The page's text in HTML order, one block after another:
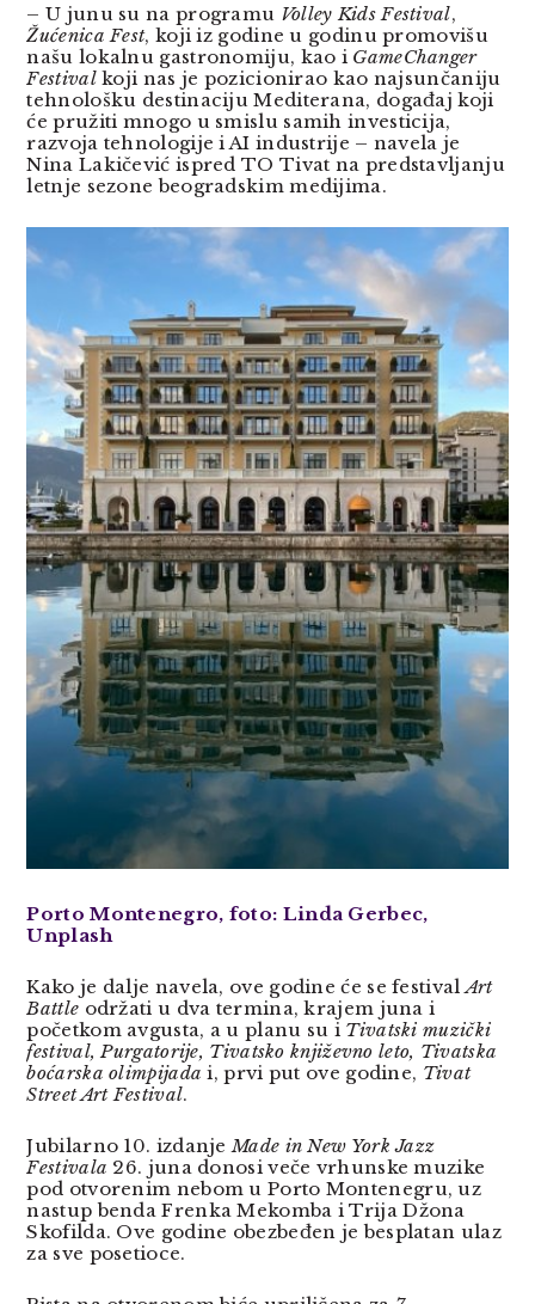
– U junu su na programu Volley Kids Festival,
Žućenica Fest, koji iz godine u godinu promovišu
našu lokalnu gastronomiju, kao i GameChanger
Festivalkoji nas je pozicionirao kao najsunčaniju
tehnološku destinaciju Mediterana, događaj koji
će pružiti mnogo u smislu samih investicija,
razvoja tehnologije i AI industrije – navela je
Nina Lakičević ispred TO Tivat na predstavljanju
letnje sezone beogradskim medijima.
Porto Montenegro, foto: Linda Gerbec,
Unplash
Kako je dalje navela, ove godine će se festivalArt
Battle održati u dva termina, krajem juna i
početkom avgusta, a u planu su i Tivatski muzički
festival, Purgatorije, Tivatsko književno leto, Tivatska
boćarska olimpijada i, prvi put ove godine, Tivat
Street Art Festival.
Jubilarno 10. izdanjeMade in New York Jazz
Festivala 26. juna donosi veče vrhunske muzike
pod otvorenim nebom u Porto Montenegru, uz
nastup benda Frenka Mekomba i Trija Džona
Skofilda. Ove godine obezbeđen je besplatan ulaz
za sve posetioce.